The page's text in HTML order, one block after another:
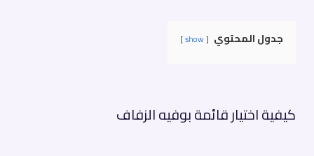
جدول المحتوي show
كيفية اختيار قائمة بوفيه الزفاف